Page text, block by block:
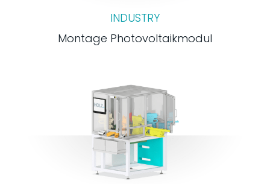
INDUSTRY
Montage Photovoltaikmodul